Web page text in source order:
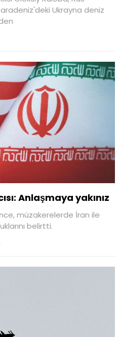
Ukrayna deniz
Anlaşmaya yakınız
müzakerelerde İran ile
belirtti.